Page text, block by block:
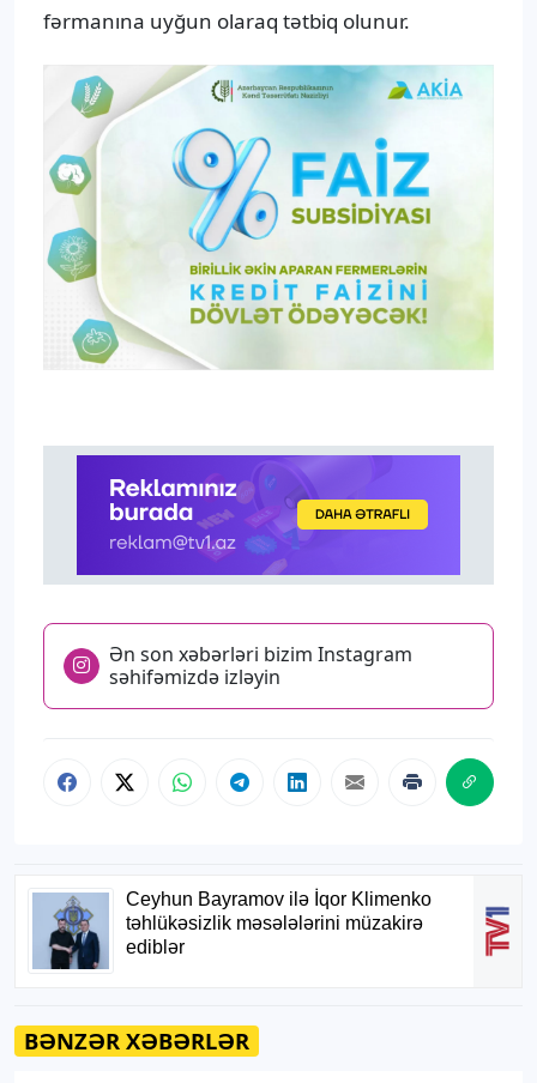
fərmanına uyğun olaraq tətbiq olunur.
Ən son xəbərləri bizim Instagram
səhifəmizdə izləyin
BƏNZƏR XƏBƏRLƏR